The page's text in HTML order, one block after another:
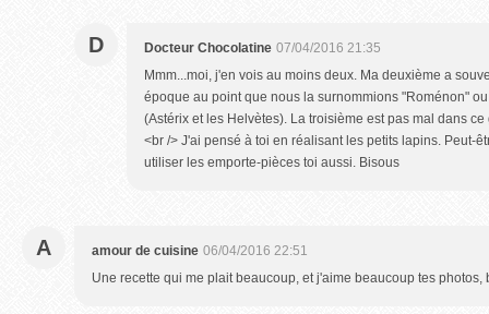
D Docteur Chocolatine 07/04/2016 21:35
Mmm...moi, j'en vois au moins deux. Ma deuxième a
époque au point que nous la surnommions "Roménon"
(Astérix et les Helvètes). La troisième est pas mal dans
<br /> J'ai pensé à toi en réalisant les petits lapins. Peut-
utiliser les emporte-pièces toi aussi. Bisous
A amour de cuisine 06/04/2016 22:51
Une recette qui me plait beaucoup, et j'aime beaucoup tes photos,